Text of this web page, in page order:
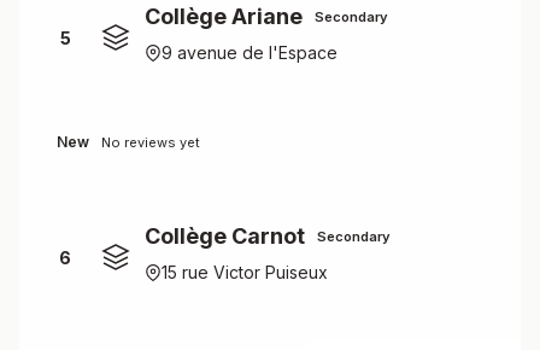
5
Collège Ariane Secondary
9 avenue de l'Espace
New No reviews yet
6
Collège Carnot Secondary
15 rue Victor Puiseux